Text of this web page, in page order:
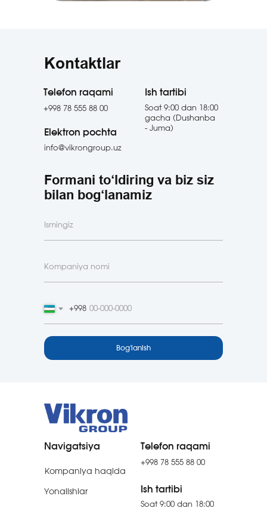
Kontaktlar
+998 78 555 88 00
Telefon raqami
Soat 9:00 dan 18:00
gacha (Dushanba
- Juma)
Ish tartibi
Formani to‘ldiring va biz siz
bilan bog‘lanamiz
+998
Bog'lanish
info@vikrongroup.uz
Elektron pochta
+998 78 555 88 00
Telefon raqami
Soat 9:00 dan 18:00
Ish tartibi
Navigatsiya
Kompaniya haqida
Yonalishlar